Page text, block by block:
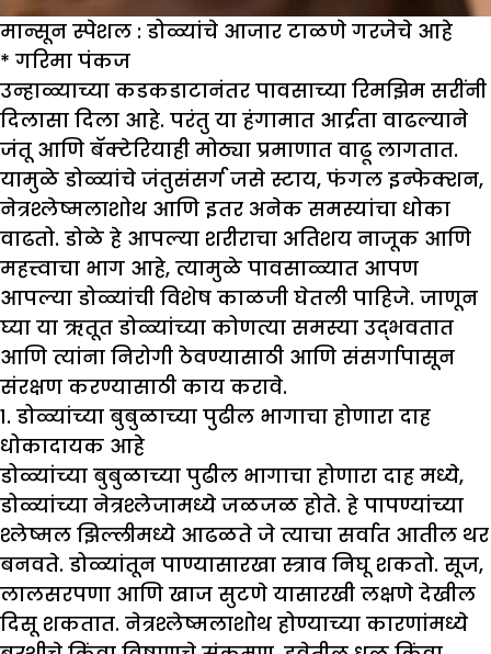
मान्सून स्पेशल : डोळ्यांचे आजार टाळणे गरजेचे आहे
* गरिमा पंकज
उन्हाळ्याच्या कडकडाटानंतर पावसाच्या रिमझिम सरींनी
दिलासा दिला आहे. परंतु या हंगामात आर्द्रता वाढल्याने
जंतू आणि बॅक्टेरियाही मोठ्या प्रमाणात वाढू लागतात.
यामुळे डोळ्यांचे जंतुसंसर्ग जसे स्टाय, फंगल इन्फेक्शन,
नेत्रश्लेष्मलाशोथ आणि इतर अनेक समस्यांचा धोका
वाढतो. डोळे हे आपल्या शरीराचा अतिशय नाजूक आणि
महत्त्वाचा भाग आहे, त्यामुळे पावसाळ्यात आपण
आपल्या डोळ्यांची विशेष काळजी घेतली पाहिजे. जाणून
घ्या या ऋतूत डोळ्यांच्या कोणत्या समस्या उद्भवतात
आणि त्यांना निरोगी ठेवण्यासाठी आणि संसर्गापासून
संरक्षण करण्यासाठी काय करावे.
१. डोळ्यांच्या बुबुळाच्या पुढील भागाचा होणारा दाह
धोकादायक आहे
डोळ्यांच्या बुबुळाच्या पुढील भागाचा होणारा दाह मध्ये,
डोळ्यांच्या नेत्रश्लेजामध्ये जळजळ होते. हे पापण्यांच्या
श्लेष्मल झिल्लीमध्ये आढळते जे त्याचा सर्वात आतील थर
बनवते. डोळ्यांतून पाण्यासारखा स्त्राव निघू शकतो. सूज,
लालसरपणा आणि खाज सुटणे यासारखी लक्षणे देखील
दिसू शकतात. नेत्रश्लेष्मलाशोथ होण्याच्या कारणांमध्ये